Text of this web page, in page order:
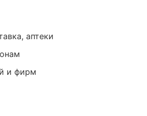
аптеки
и фирм